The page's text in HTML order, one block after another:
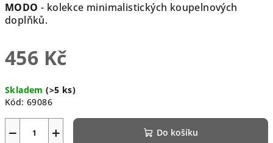
MODO - kolekce minimalistických koupelnových
doplňků.
456 Kč
cena:
Skladem(>5 ks)
Kód: 69086
+
− Do košíku